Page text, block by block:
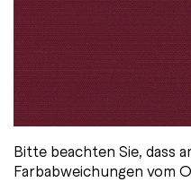
Bitte beachten Sie, dass
Farbabweichungen vom